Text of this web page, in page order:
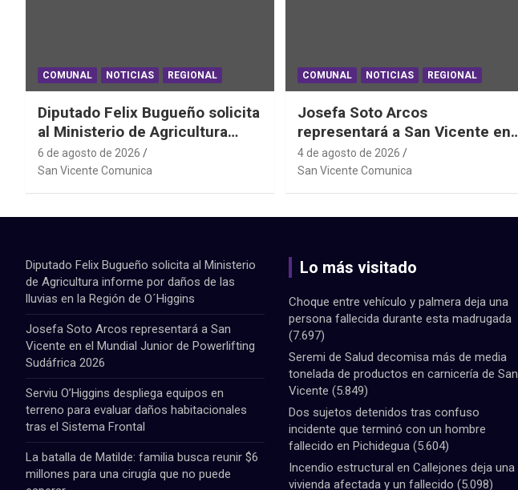
COMUNAL NOTICIAS REGIONAL
Diputado Felix Bugueño solicita
al Ministerio de Agricultura
informe por daños de las lluvias
en la Región de O´Higgins
6 de agosto de 2026
San Vicente Comunica
COMUNAL NOTICIAS REGIONAL
Josefa Soto Arcos
representará a San Vicente en
el Mundial Junior de
Powerlifting Sudáfrica 2026
4 de agosto de 2026
San Vicente Comunica
Diputado Felix Bugueño solicita al Ministerio
de Agricultura informe por daños de las
lluvias en la Región de O´Higgins
Josefa Soto Arcos representará a San
Vicente en el Mundial Junior de Powerlifting
Sudáfrica 2026
Serviu O’Higgins despliega equipos en
terreno para evaluar daños habitacionales
tras el Sistema Frontal
La batalla de Matilde: familia busca reunir $6
millones para una cirugía que no puede
Lo más visitado
Choque entre vehículo y palmera deja una
persona fallecida durante esta madrugada
(7.697)
Seremi de Salud decomisa más de media
tonelada de productos en carnicería de San
Vicente (5.849)
Dos sujetos detenidos tras confuso
incidente que terminó con un hombre
fallecido en Pichidegua (5.604)
Incendio estructural en Callejones deja una
vivienda afectada y un fallecido (5.098)